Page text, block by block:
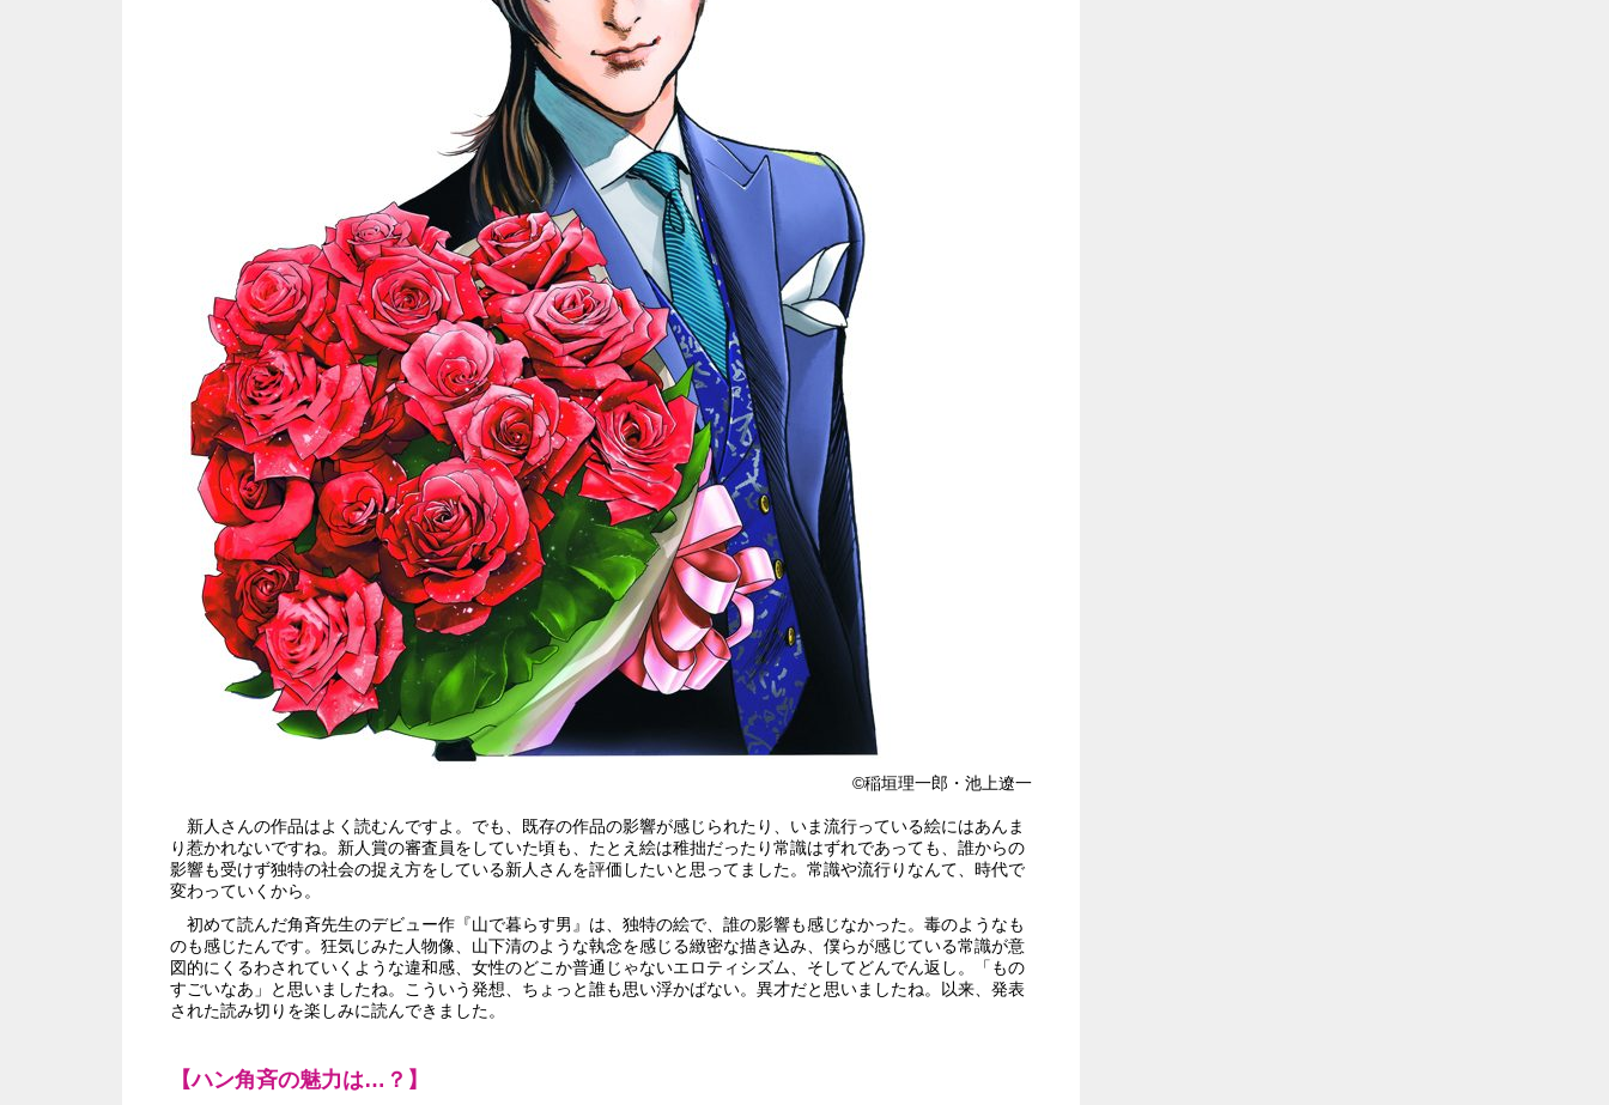
©︎稲垣理一郎・池上遼一
新人さんの作品はよく読むんですよ。でも、既存の作品の影響が感じられたり、いま流行っている絵にはあんま
り惹かれないですね。新人賞の審査員をしていた頃も、たとえ絵は稚拙だったり常識はずれであっても、誰からの
影響も受けず独特の社会の捉え方をしている新人さんを評価したいと思ってました。常識や流行りなんて、時代で
変わっていくから。
初めて読んだ角斉先生のデビュー作『山で暮らす男』は、独特の絵で、誰の影響も感じなかった。毒のようなも
のも感じたんです。狂気じみた人物像、山下清のような執念を感じる緻密な描き込み、僕らが感じている常識が意
図的にくるわされていくような違和感、女性のどこか普通じゃないエロティシズム、そしてどんでん返し。「もの
すごいなあ」と思いましたね。こういう発想、ちょっと誰も思い浮かばない。異才だと思いましたね。以来、発表
された読み切りを楽しみに読んできました。
【ハン角斉の魅力は…？】